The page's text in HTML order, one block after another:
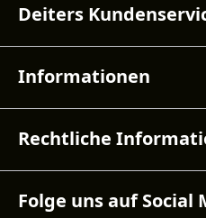
Deiters
Informationen
Rechtliche
Folge uns auf Social